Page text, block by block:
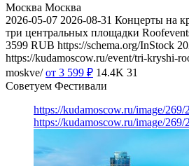
Москва Москва
2026-05-07 2026-08-31 Концерты на
три центральных площадки
3599 RUB https://schema.org/InStock
https://kudamoscow.ru/event/tri-kryshi-
moskve/ от 3 599 ₽ 14.4K 31
Советуем Фестивали
https://kudamoscow.ru/image/
https://kudamoscow.ru/image/